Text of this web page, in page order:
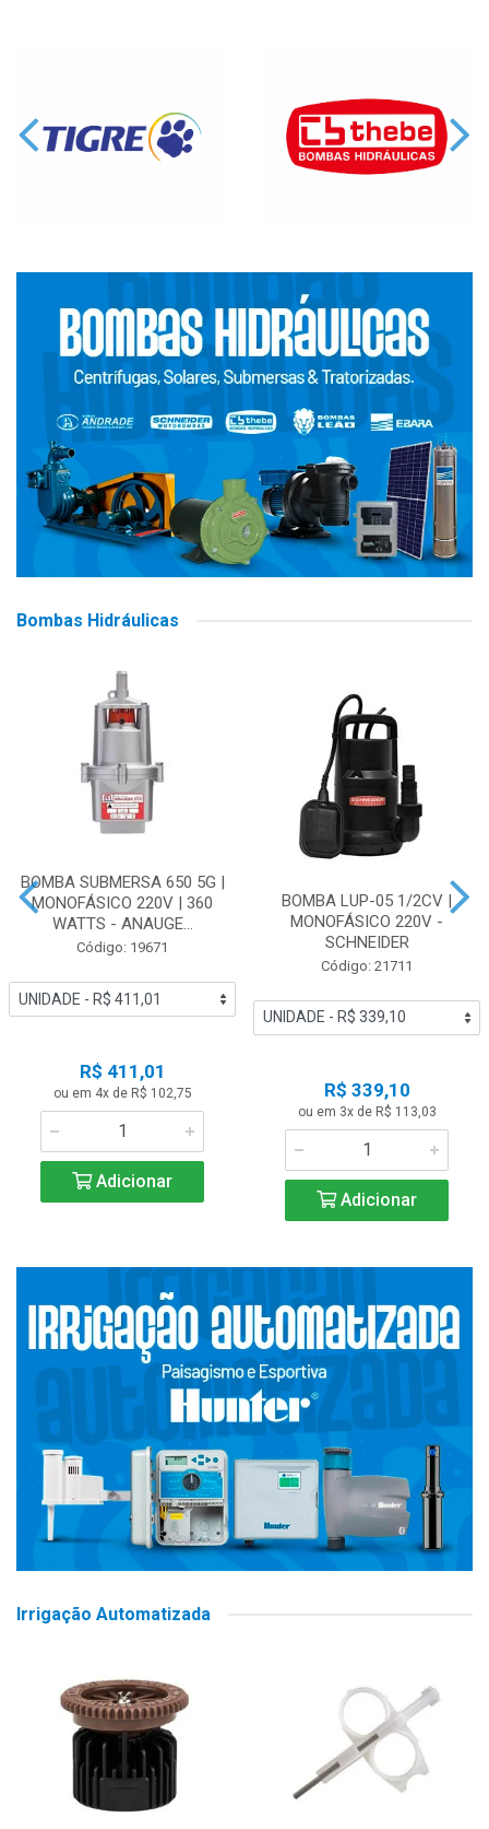
Bombas Hidráulicas
BOMBA SUBMERSA 650 5G |
MONOFÁSICO 220V | 360
WATTS - ANAUGE...
Código: 19671
R$ 411,01
ou em 4x de R$ 102,75
Adicionar
BOMBA LUP-05 1/2CV |
MONOFÁSICO 220V -
SCHNEIDER
Código: 21711
R$ 339,10
ou em 3x de R$ 113,03
Adicionar
Irrigação Automatizada